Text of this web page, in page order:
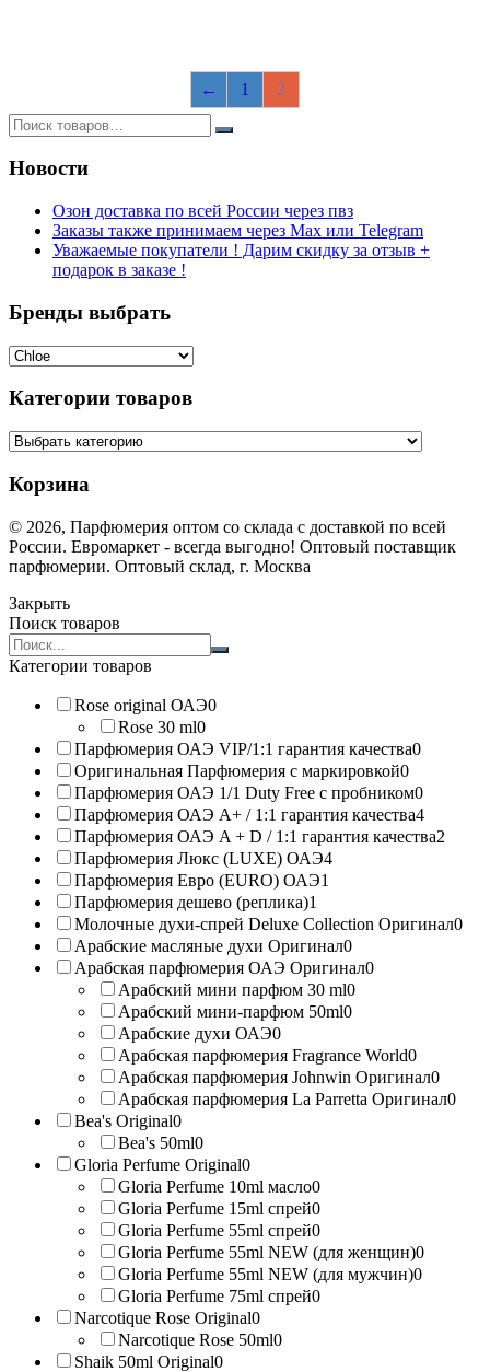
← 1 2
Новости
Озон доставка по всей России через пвз
Заказы также принимаем через Max или Telegram
Уважаемые покупатели ! Дарим скидку за отзыв +
подарок в заказе !
Бренды выбрать
Категории товаров
Корзина
© 2026, Парфюмерия оптом со склада с доставкой по всей
России. Евромаркет - всегда выгодно! Оптовый поставщик
парфюмерии. Оптовый склад, г. Москва
Закрыть
Поиск товаров
Search
products:
Категории товаров
Rose original ОАЭ0
Rose 30 ml0
Парфюмерия ОАЭ VIP/1:1 гарантия качества0
Оригинальная Парфюмерия с маркировкой0
Парфюмерия ОАЭ 1/1 Duty Free с пробником0
Парфюмерия ОАЭ A+ / 1:1 гарантия качества4
Парфюмерия ОАЭ A + D / 1:1 гарантия качества2
Парфюмерия Люкс (LUXE) ОАЭ4
Парфюмерия Евро (EURO) ОАЭ1
Парфюмерия дешево (реплика)1
Молочные духи-спрей Deluxe Collection Оригинал0
Арабские масляные духи Оригинал0
Арабская парфюмерия ОАЭ Оригинал0
Арабский мини парфюм 30 ml0
Арабский мини-парфюм 50ml0
Арабские духи ОАЭ0
Арабская парфюмерия Fragrance World0
Арабская парфюмерия Johnwin Оригинал0
Арабская парфюмерия La Parretta Оригинал0
Bea's Original0
Bea's 50ml0
Gloria Perfume Original0
Gloria Perfume 10ml масло0
Gloria Perfume 15ml спрей0
Gloria Perfume 55ml спрей0
Gloria Perfume 55ml NEW (для женщин)0
Gloria Perfume 55ml NEW (для мужчин)0
Gloria Perfume 75ml спрей0
Narcotique Rose Original0
Narcotique Rose 50ml0
Shaik 50ml Original0